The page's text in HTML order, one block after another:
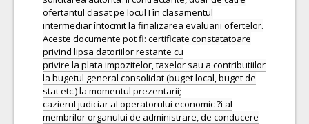
ofertantul clasat pe locul I în clasamentul
intermediar întocmit la finalizarea evaluarii ofertelor.
Aceste documente pot fi: certificate constatatoare
privind lipsa datoriilor restante cu
privire la plata impozitelor, taxelor sau a contributiilor
la bugetul general consolidat (buget local, buget de
stat etc.) la momentul prezentarii;
cazierul judiciar al operatorului economic ?i al
membrilor organului de administrare, de conducere